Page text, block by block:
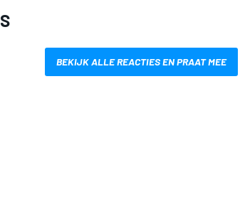
BEKIJK ALLE REACTIES EN PRAAT MEE